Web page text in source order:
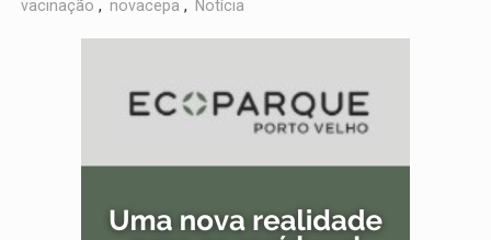
vacinação , novacepa , Notícia